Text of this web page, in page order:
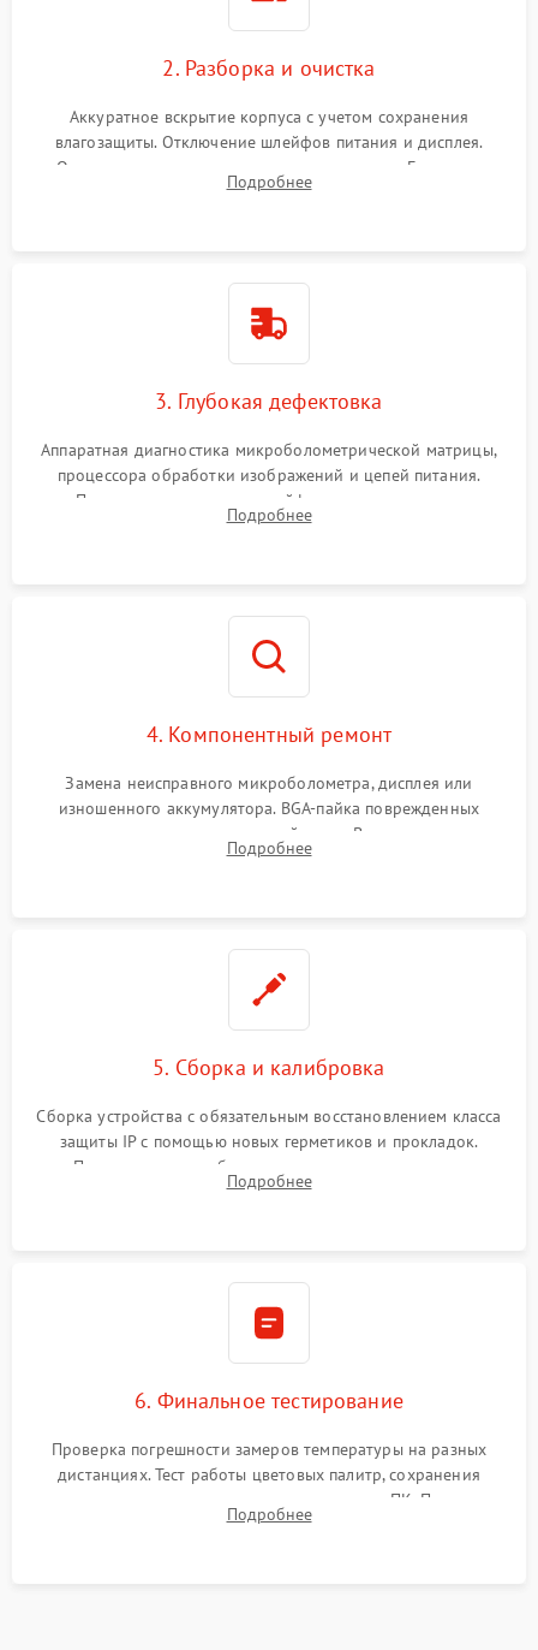
2. Разборка и очистка
Аккуратное вскрытие корпуса с учетом сохранения
влагозащиты. Отключение шлейфов питания и дисплея.
Очистка внутренних плат от окислов и пыли. Бережная
обработка германиевого объектива специализированными
Подробнее
3. Глубокая дефектовка
Аппаратная диагностика микроболометрической матрицы,
процессора обработки изображений и цепей питания.
Проверка целостности шлейфов, модуля памяти и
интерфейсов связи. Выявление сгоревших SMD-компонентов
Подробнее
4. Компонентный ремонт
Замена неисправного микроболометра, дисплея или
изношенного аккумулятора. BGA-пайка поврежденных
контроллеров на материнской плате. Восстановление
разъемов и кнопок, замена поврежденных элементов
Подробнее
5. Сборка и калибровка
Сборка устройства с обязательным восстановлением класса
защиты IP с помощью новых герметиков и прокладок.
Программная калибровка матрицы по эталонному
абсолютно черному телу для точного измерения температур.
Подробнее
6. Финальное тестирование
Проверка погрешности замеров температуры на разных
дистанциях. Тест работы цветовых палитр, сохранения
термограмм в память и передачи данных на ПК. Проверка
автономности работы и итоговый контроль качества.
Подробнее